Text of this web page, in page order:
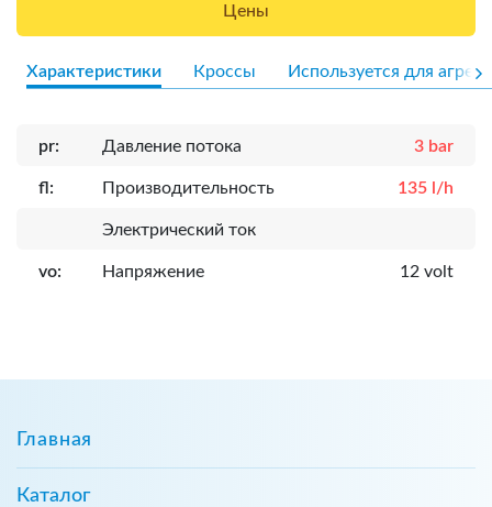
Цены
Характеристики Кроссы Используется для
pr: Давление потока 3 bar
fl: Производительность 135 l/h
Электрический ток
vo: Напряжение 12 volt
Главная
Каталог